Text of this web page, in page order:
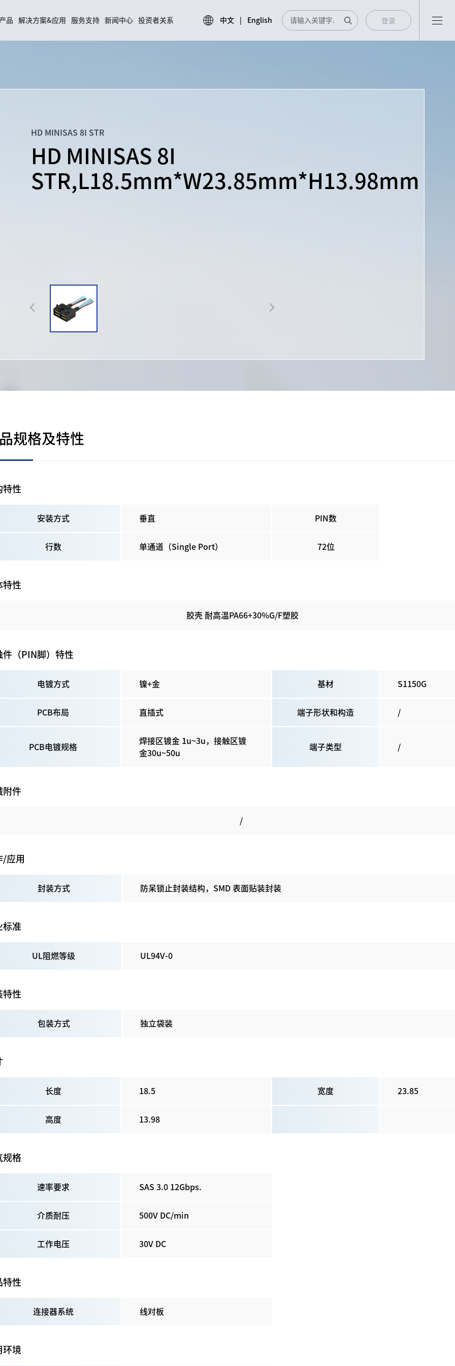
品 解决方案&应用 服务支持 新闻中心 投资者关系 中文 English 登录
03
解决方案&应用 服务支持 新闻中心 投资者关系
HD MINISAS 8I STR
HD MINISAS 8I
STR,L18.5mm*W23.85mm*H13.98mm
规格及特性
特性
安装方式 垂直 PIN数
行数 单通道（Single Port） 72位
特性
胶壳 耐高温PA66+30%G/F塑胶
件（PIN脚）特性
电镀方式 镍+金 基材 S1150G
PCB布局 直插式 端子形状和构造 /
PCB电镀规格
焊接区镀金 1u~3u，接触区镀
金30u~50u
端子类型 /
附件
/
/应用
封装方式 防呆锁止封装结构，SMD 表面贴装封装
标准
UL阻燃等级 UL94V-0
特性
包装方式 独立袋装
长度 18.5 宽度 23.85
高度 13.98
规格
速率要求 SAS 3.0 12Gbps.
介质耐压 500V DC/min
工作电压 30V DC
特性
连接器系统 线对板
环境